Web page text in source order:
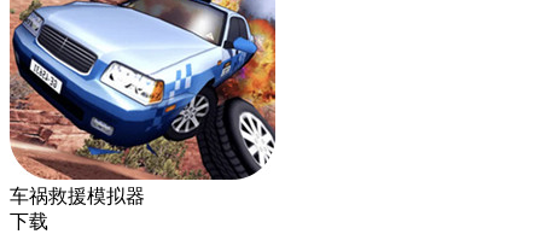
车祸救援模拟器
下载